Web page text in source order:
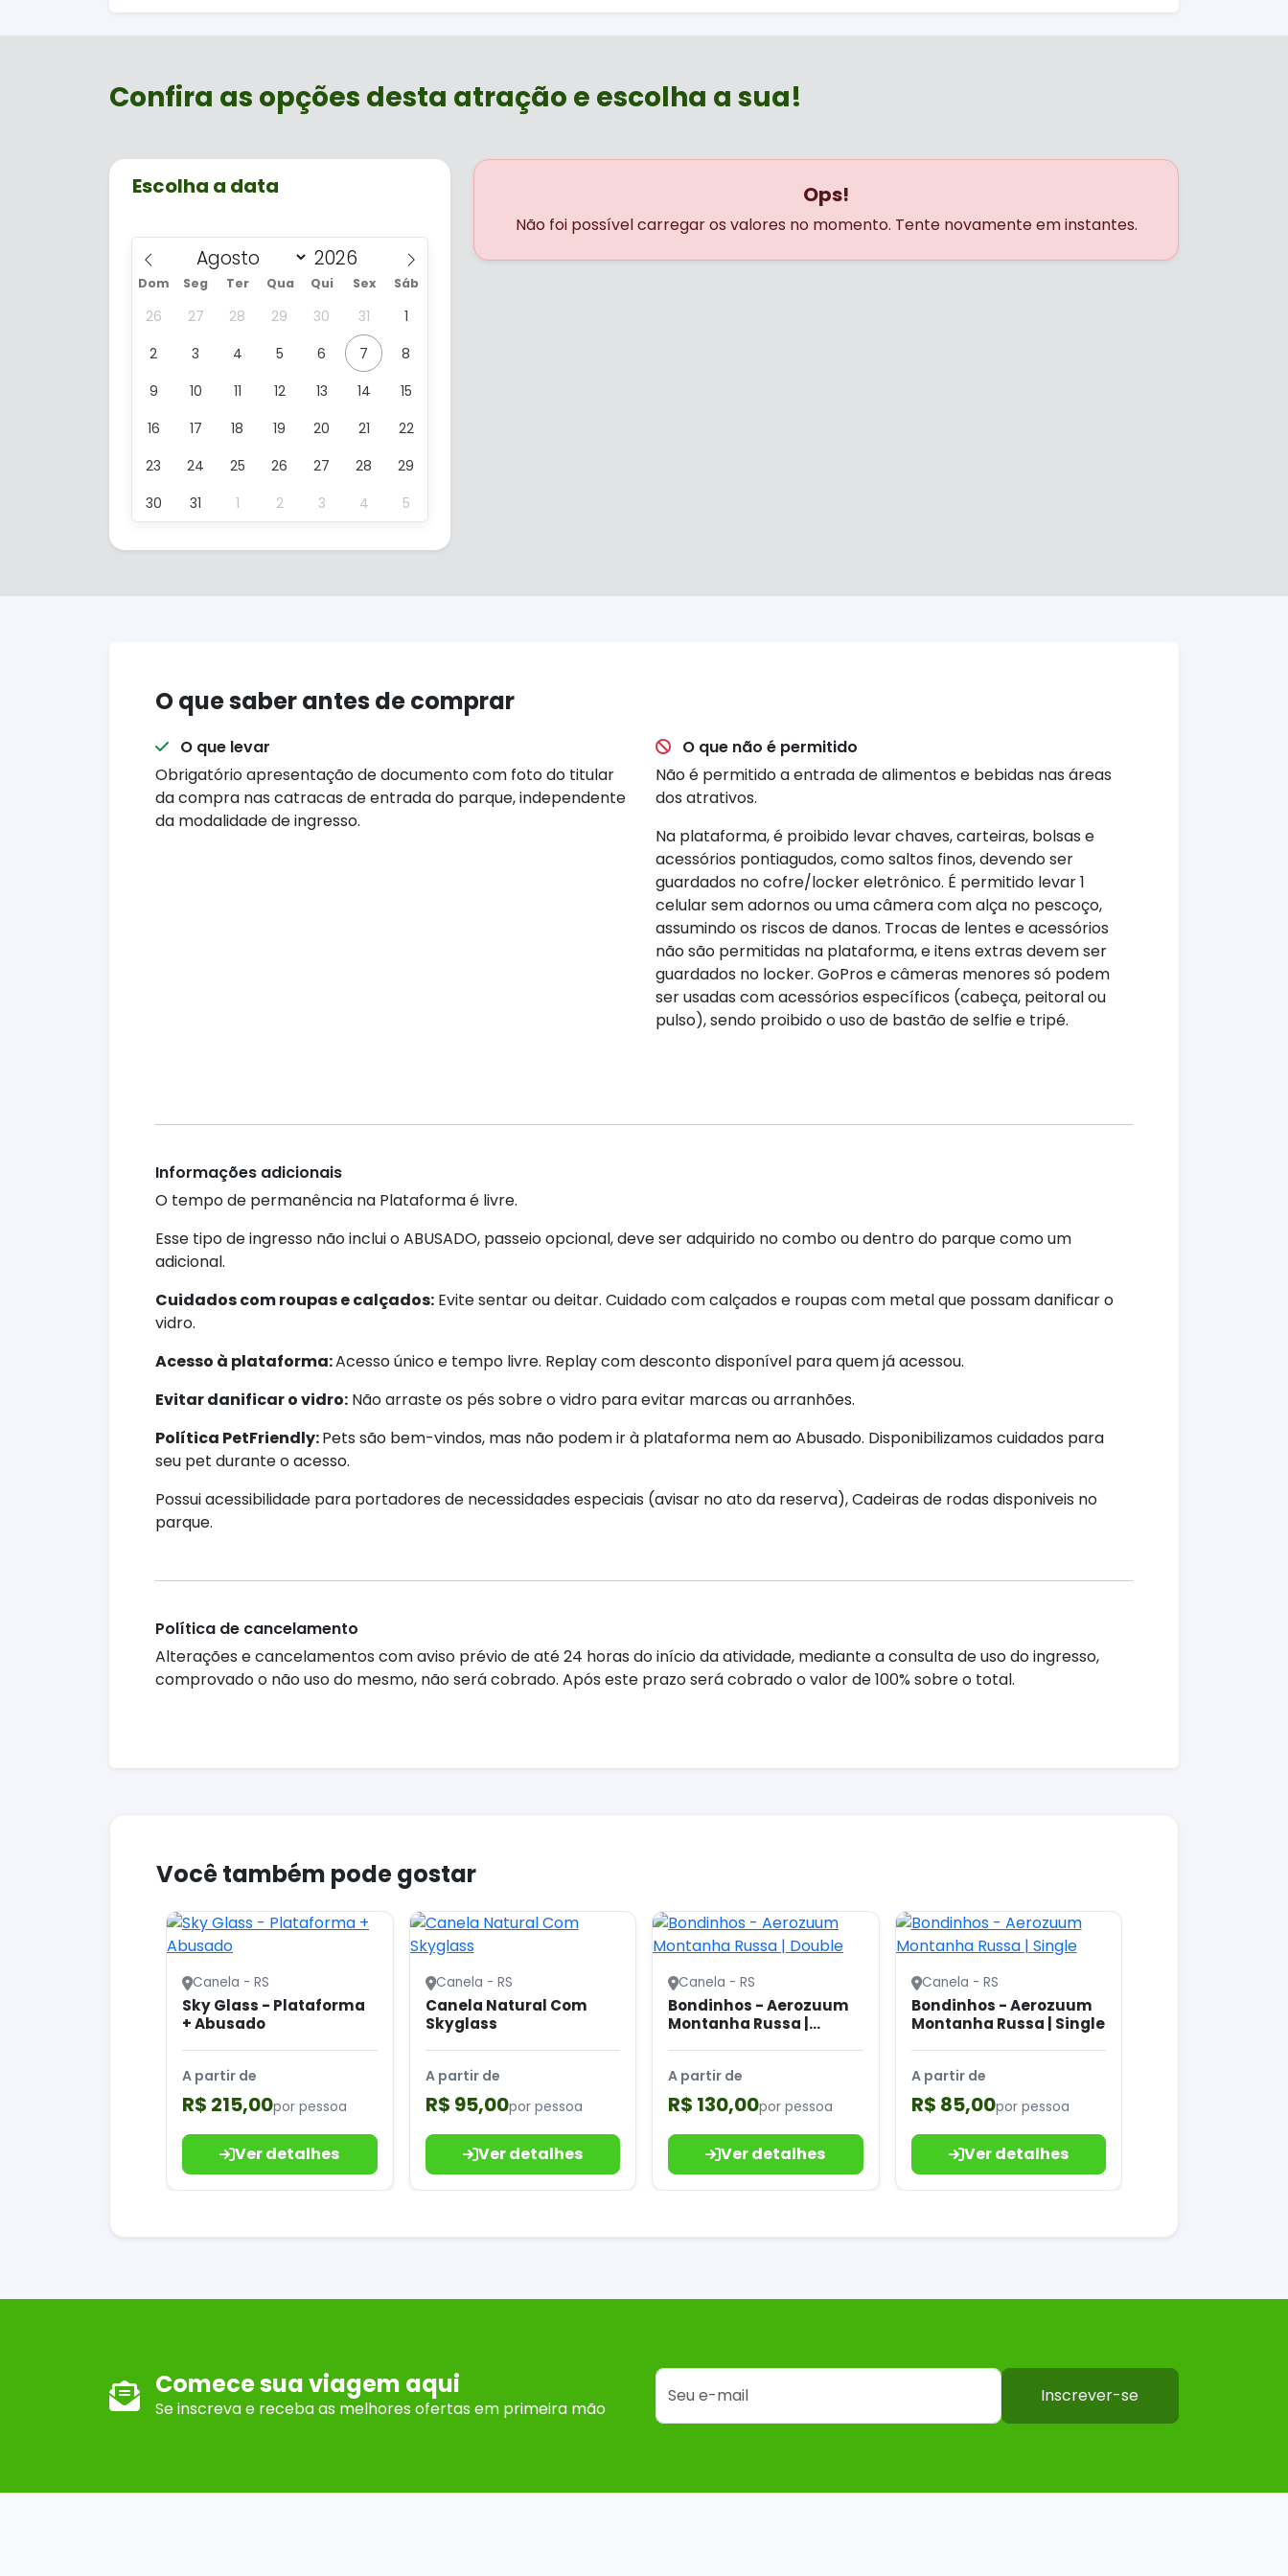
Confira as opções desta atração e escolha a sua!
Escolha a data
Dom Seg Ter Qua Qui Sex Sáb
26 27 28 29 30 31
1
2
3 4 5 6 7
8
9
10 11 12 13 14
15
16
17 18 19 20 21
22
23
24 25 26 27 28
29
30
31 1 2 3 4 5
Ops!
Não foi possível carregar os valores no momento. Tente novamente em instantes.
O que saber antes de comprar
O que levar
Obrigatório apresentação de documento com foto do titular
da compra nas catracas de entrada do parque, independente
da modalidade de ingresso.
O que não é permitido
Não é permitido a entrada de alimentos e bebidas nas áreas
dos atrativos.
Na plataforma, é proibido levar chaves, carteiras, bolsas e
acessórios pontiagudos, como saltos finos, devendo ser
guardados no cofre/locker eletrônico. É permitido levar 1
celular sem adornos ou uma câmera com alça no pescoço,
assumindo os riscos de danos. Trocas de lentes e acessórios
não são permitidas na plataforma, e itens extras devem ser
guardados no locker. GoPros e câmeras menores só podem
ser usadas com acessórios específicos (cabeça, peitoral ou
pulso), sendo proibido o uso de bastão de selfie e tripé.
Informações adicionais
O tempo de permanência na Plataforma é livre.
Esse tipo de ingresso não inclui o ABUSADO, passeio opcional, deve ser adquirido no combo ou dentro do parque como um
adicional.
Cuidados com roupas e calçados: Evite sentar ou deitar. Cuidado com calçados e roupas com metal que possam danificar o
vidro.
Acesso à plataforma:Acesso único e tempo livre. Replay com desconto disponível para quem já acessou.
Evitar danificar o vidro: Não arraste os pés sobre o vidro para evitar marcas ou arranhões.
Política PetFriendly:Pets são bem-vindos, mas não podem ir à plataforma nem ao Abusado. Disponibilizamos cuidados para
seu pet durante o acesso.
Possui acessibilidade para portadores de necessidades especiais (avisar no ato da reserva), Cadeiras de rodas disponiveis no
parque.
Política de cancelamento
Alterações e cancelamentos com aviso prévio de até 24 horas do início da atividade, mediante a consulta de uso do ingresso,
comprovado o não uso do mesmo, não será cobrado. Após este prazo será cobrado o valor de 100% sobre o total.
Você também pode gostar
Canela - RS
Sky Glass - Plataforma
+ Abusado
A partir de
R$ 215,00por pessoa
Ver detalhes
Canela - RS
Canela Natural Com
Skyglass
A partir de
R$ 95,00por pessoa
Ver detalhes
Canela - RS
Bondinhos - Aerozuum
Montanha Russa |
A partir de
R$ 130,00por pessoa
Ver detalhes
Canela - RS
Bondinhos - Aerozuum
Montanha Russa | Single
A partir de
R$ 85,00por pessoa
Ver detalhes
Comece sua viagem aqui
Se inscreva e receba as melhores ofertas em primeira mão
Inscrever-se